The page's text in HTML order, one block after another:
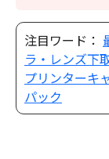
注目ワード：
ラ・レンズ下
プリンターキ
パック